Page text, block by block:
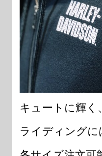
キュートに輝
ライディング